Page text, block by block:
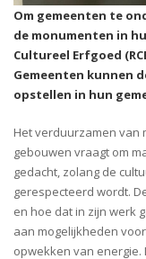
Om gemeenten te
de monumenten in
Cultureel Erfgoed
Gemeenten kunnen
opstellen in hun
Het verduurzamen van
gebouwen vraagt om
gedacht, zolang de
gerespecteerd wordt.
en hoe dat in zijn werk
aan mogelijkheden
opwekken van